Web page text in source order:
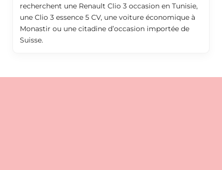
recherchent une Renault Clio 3 occasion en Tunisie,
une Clio 3 essence 5 CV, une voiture économique à
Monastir ou une citadine d’occasion importée de
Suisse.